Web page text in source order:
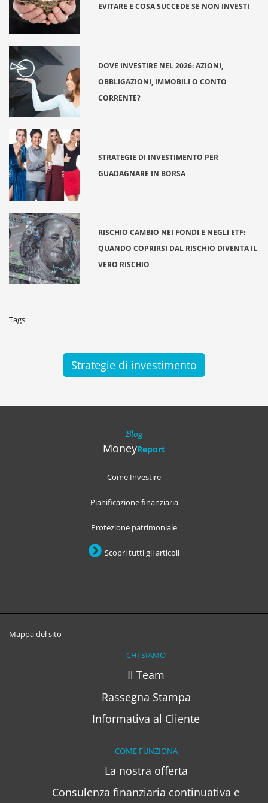
EVITARE E COSA SUCCEDE SE NON INVESTI
DOVE INVESTIRE NEL 2026: AZIONI,
OBBLIGAZIONI, IMMOBILI O CONTO
CORRENTE?
STRATEGIE DI INVESTIMENTO PER
GUADAGNARE IN BORSA
RISCHIO CAMBIO NEI FONDI E NEGLI ETF:
QUANDO COPRIRSI DAL RISCHIO DIVENTA IL
VERO RISCHIO
Tags
Strategie di investimento
Blog
MoneyReport
Come Investire
Pianificazione finanziaria
Protezione patrimoniale
Scopri tutti gli articoli
Mappa del sito
CHI SIAMO
Il Team
Rassegna Stampa
Informativa al Cliente
COME FUNZIONA
La nostra offerta
Consulenza finanziaria continuativa e